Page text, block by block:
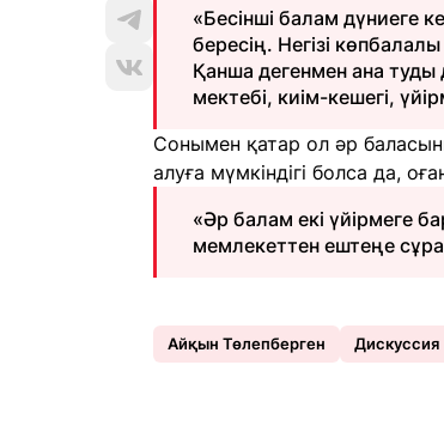
«Бесінші балам дүниеге
бересің. Негізі
Қанша дегенмен ана туды
мектебі, киім-кешегі,
Сонымен қатар ол әр
алуға мүмкіндігі болса да,
«Әр балам екі үйірмеге
мемлекеттен ештеңе
Айқын Төлепберген Дискуссия